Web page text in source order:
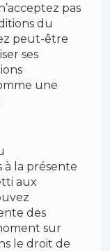
pas
du
peut-être
ses
une
la présente
aux
des
sur
le droit de